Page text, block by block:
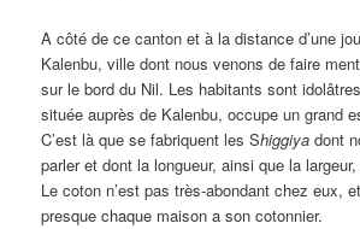
A côté de ce canton et à la distance d’une
Kalenbu, ville dont nous venons de faire
sur le bord du Nil. Les habitants sont
située auprès de Kalenbu, occupe un grand
C’est là que se fabriquent les Shiggiya dont
parler et dont la longueur, ainsi que la
Le coton n’est pas très-abondant chez eux,
presque chaque maison a son cotonnier.